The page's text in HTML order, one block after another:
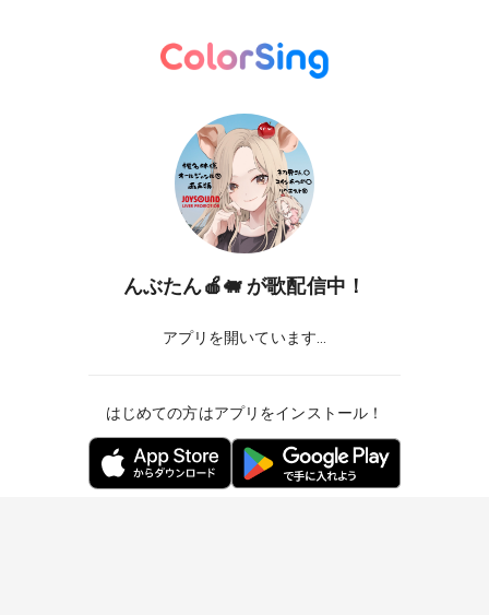
んぶたん🍎🐖が歌配信中！
アプリを開いています...
はじめての方はアプリをインストール！